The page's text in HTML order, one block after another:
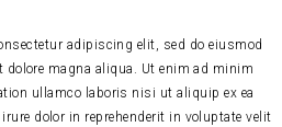
adipiscing elit, sed do eiusmod
magna aliqua. Ut enim ad minim
ullamco laboris nisi ut aliquip ex ea
dolor in reprehenderit in voluptate velit